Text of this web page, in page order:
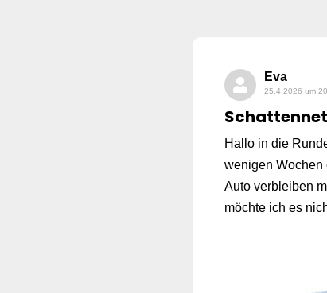
Eva
25.4.2026 um
Hallo in die
wenigen Wochen
Auto verbleiben
möchte ich es